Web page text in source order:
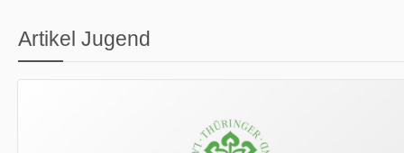
Artikel Jugend